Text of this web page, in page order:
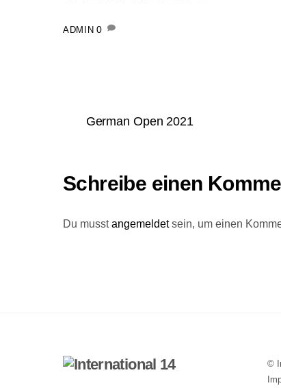
ADMIN 0
German Open 2021
Schreibe einen
Du musstangemeldetsein, um einen
©